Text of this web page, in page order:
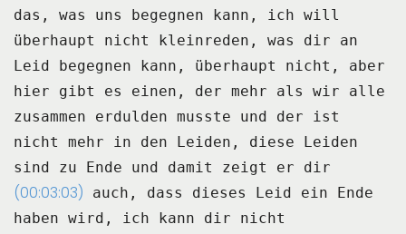
das, was uns begegnen kann, ich will
überhaupt nicht kleinreden, was dir an
Leid begegnen
kann, überhaupt nicht, aber
hier gibt es einen, der mehr als wir alle
zusammen erdulden musste
und der ist
nicht mehr in den Leiden, diese Leiden
sind zu Ende und damit zeigt er dir
(00:03:03)
auch, dass dieses Leid ein Ende
haben wird, ich kann dir nicht